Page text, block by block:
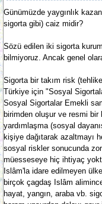
Günümüzde yaygınlık
sigorta gibi) caiz midir?
Sözü edilen iki sigorta
bilmiyoruz. Ancak genel
Sigorta bir takım risk
Türkiye için "Sosyal
Sosyal Sigortalar Emekli
birimden oluşur ve resmi
yardımlaşma (sosyal
kişiye dağıtarak azaltmayı
sosyal riskler sonucunda
müesseseye hiç ihtiyaç
Islâm'la idare edilmeyen
birçok çagdaş Islâm
hayat, yangın, araba vb.